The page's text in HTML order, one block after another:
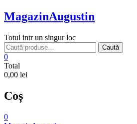
Skip
to
MagazinAugustin
Totul intr un singur loc
Caută
după:
Caută
0
Total
0,00 lei
Coș
0